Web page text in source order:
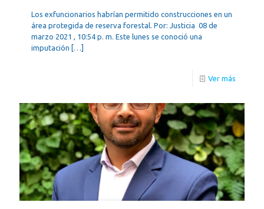
Los exfuncionarios habrían permitido construcciones en un
área protegida de reserva forestal. Por: Justicia 08 de
marzo 2021 , 10:54 p. m. Este lunes se conoció una
imputación […]
Ver más